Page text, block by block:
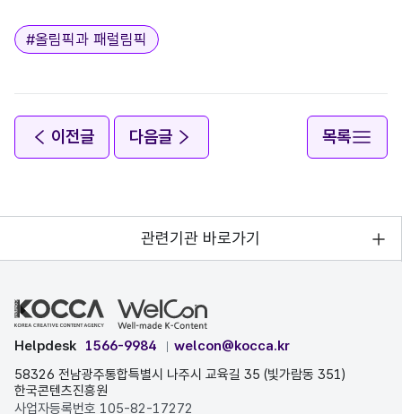
태그
#올림픽과 패럴림픽
이전글 다음글 목록
관련기관 바로가기
Helpdesk 1566-9984
welcon@kocca.kr
58326 전남광주통합특별시 나주시 교육길 35 (빛가람동 351)
한국콘텐츠진흥원
사업자등록번호 105-82-17272